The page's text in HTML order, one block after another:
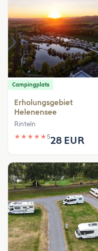
Campingplats
Erholungsgebiet
Helenensee
Rinteln
★ ★ ★ ★ ★528 EUR